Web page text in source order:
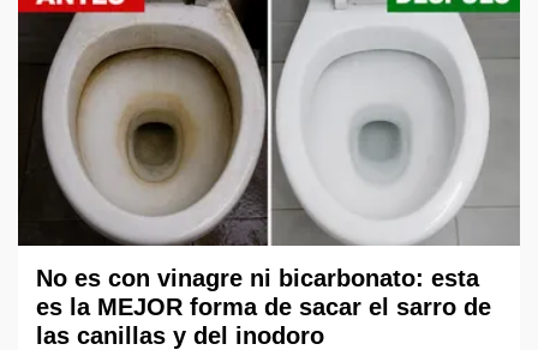
No es con vinagre ni bicarbonato: esta
es la MEJOR forma de sacar el sarro de
las canillas y del inodoro